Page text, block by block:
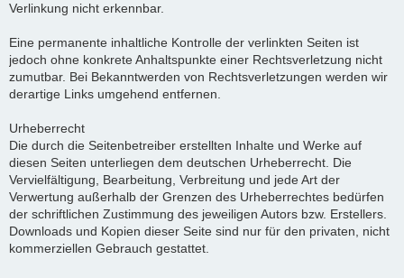
Verlinkung nicht erkennbar.
Eine permanente inhaltliche Kontrolle der verlinkten Seiten ist
jedoch ohne konkrete Anhaltspunkte einer Rechtsverletzung nicht
zumutbar. Bei Bekanntwerden von Rechtsverletzungen werden wir
derartige Links umgehend entfernen.
Urheberrecht
Die durch die Seitenbetreiber erstellten Inhalte und Werke auf
diesen Seiten unterliegen dem deutschen Urheberrecht. Die
Vervielfältigung, Bearbeitung, Verbreitung und jede Art der
Verwertung außerhalb der Grenzen des Urheberrechtes bedürfen
der schriftlichen Zustimmung des jeweiligen Autors bzw. Erstellers.
Downloads und Kopien dieser Seite sind nur für den privaten, nicht
kommerziellen Gebrauch gestattet.